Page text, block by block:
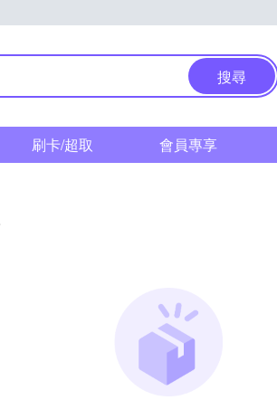
搜尋
刷卡/超取 會員專享